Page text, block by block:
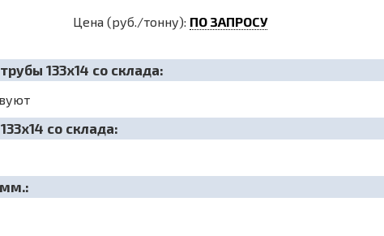
Цена (руб./тонну): ПО ЗАПРОСУ
133х14 со склада:
со склада:
мм.: